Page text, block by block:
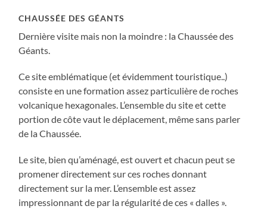
CHAUSSÉE DES GÉANTS
Dernière visite mais non la moindre : la Chaussée des
Géants.
Ce site emblématique (et évidemment touristique..)
consiste en une formation assez particulière de roches
volcanique hexagonales. L’ensemble du site et cette
portion de côte vaut le déplacement, même sans parler
de la Chaussée.
Le site, bien qu’aménagé, est ouvert et chacun peut se
promener directement sur ces roches donnant
directement sur la mer. L’ensemble est assez
impressionnant de par la régularité de ces « dalles ».